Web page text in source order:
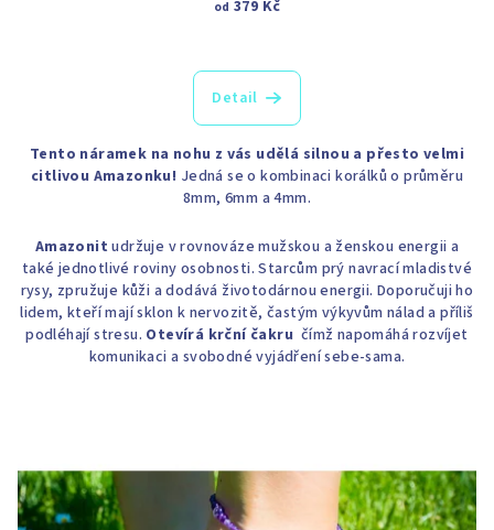
od 379 Kč
Detail
Tento náramek na nohu z vás udělá silnou a přesto velmi
citlivou Amazonku! Jedná se o kombinaci korálků o průměru
8mm, 6mm a 4mm.
Amazonit udržuje v rovnováze mužskou a ženskou energii a
také jednotlivé roviny osobnosti. Starcům prý navrací mladistvé
rysy, zpružuje kůži a dodává životodárnou energii. Doporučuji ho
lidem, kteří mají sklon k nervozitě, častým výkyvům nálad a příliš
podléhají stresu. Otevírá krční čakru čímž napomáhá rozvíjet
komunikaci a svobodné vyjádření sebe-sama.